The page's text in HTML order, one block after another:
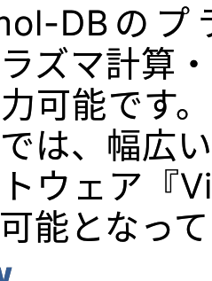
DBの
ズマ計算
可能です
は、幅広
ウェア『
能となっ